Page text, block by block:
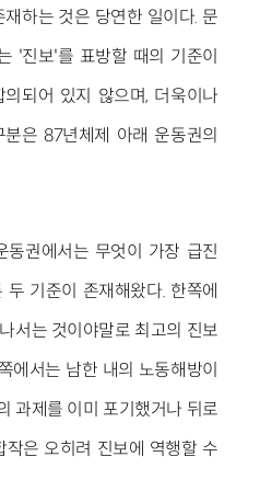
하는 것은 당연한 일이다. 문
'진보'를 표방할 때의 기준이
되어 있지 않으며, 더욱이나
은 87년체제 아래 운동권의
권에서는 무엇이 가장 급진
기준이 존재해왔다. 한쪽에
서는 것이야말로 최고의 진보
에서는 남한 내의 노동해방이
과제를 이미 포기했거나 뒤로
은 오히려 진보에 역행할 수